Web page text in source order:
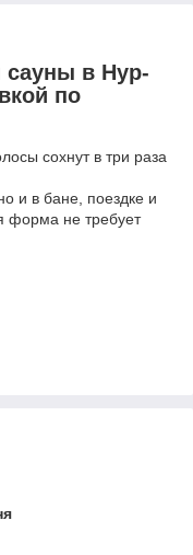
сауны в Нур-
по
сохнут в три раза
и в бане, поездке и
форма не требует